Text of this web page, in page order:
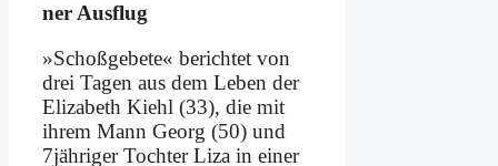
ner Aus­flug
»Schoß­ge­be­te« be­rich­tet von
drei Ta­gen aus dem Le­ben der
Eliza­beth Kiehl (33), die mit
ih­rem Mann Ge­org (50) und
7jähriger Toch­ter Li­za in ei­ner